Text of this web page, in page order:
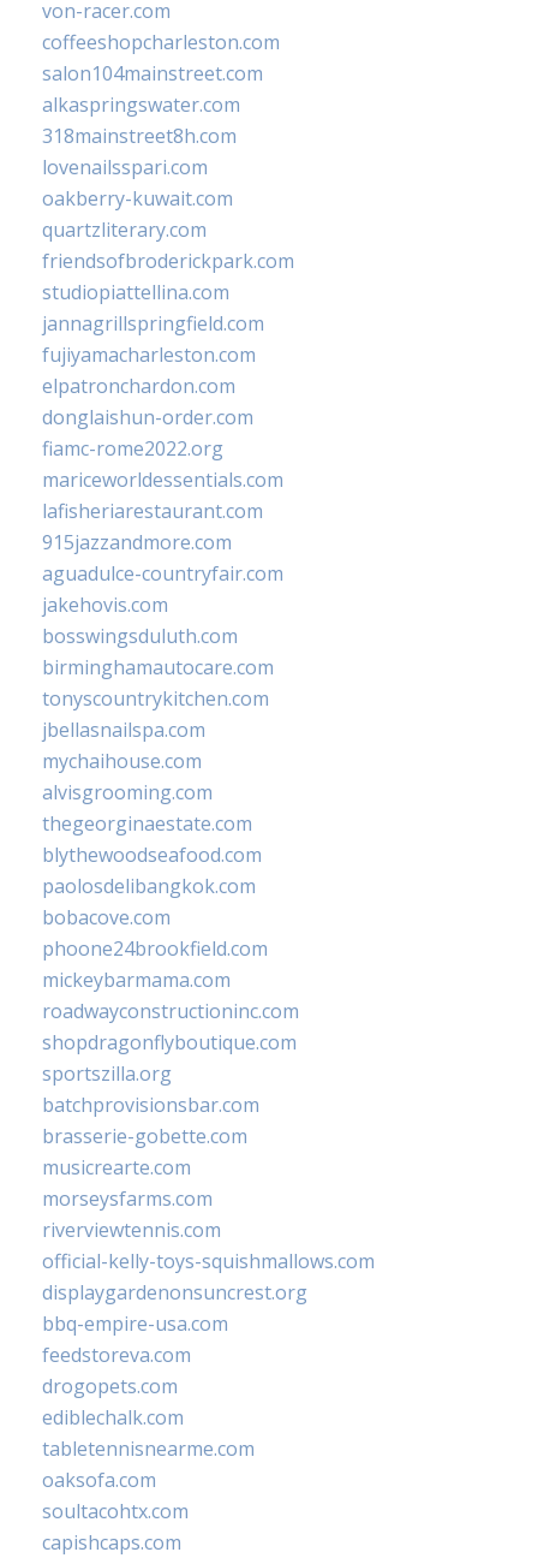
von-racer.com
coffeeshopcharleston.com
salon104mainstreet.com
alkaspringswater.com
318mainstreet8h.com
lovenailsspari.com
oakberry-kuwait.com
quartzliterary.com
friendsofbroderickpark.com
studiopiattellina.com
jannagrillspringfield.com
fujiyamacharleston.com
elpatronchardon.com
donglaishun-order.com
fiamc-rome2022.org
mariceworldessentials.com
lafisheriarestaurant.com
915jazzandmore.com
aguadulce-countryfair.com
jakehovis.com
bosswingsduluth.com
birminghamautocare.com
tonyscountrykitchen.com
jbellasnailspa.com
mychaihouse.com
alvisgrooming.com
thegeorginaestate.com
blythewoodseafood.com
paolosdelibangkok.com
bobacove.com
phoone24brookfield.com
mickeybarmama.com
roadwayconstructioninc.com
shopdragonflyboutique.com
sportszilla.org
batchprovisionsbar.com
brasserie-gobette.com
musicrearte.com
morseysfarms.com
riverviewtennis.com
official-kelly-toys-squishmallows.com
displaygardenonsuncrest.org
bbq-empire-usa.com
feedstoreva.com
drogopets.com
ediblechalk.com
tabletennisnearme.com
oaksofa.com
soultacohtx.com
capishcaps.com